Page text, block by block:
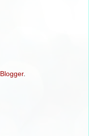
Blogger.